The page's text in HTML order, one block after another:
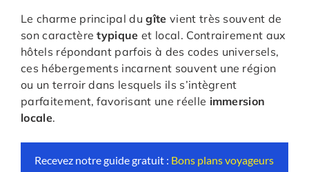
Le charme principal dugîte vient très souvent de
son caractèretypique et local. Contrairement aux
hôtels répondant parfois à des codes universels,
ces hébergements incarnent souvent une région
ou un terroir dans lesquels ils s’intègrent
parfaitement, favorisant une réelle immersion
locale.